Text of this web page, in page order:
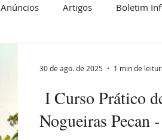
Anúncios Artigos Boletim
Notícias Nutrição O
I Curso Prático
Nogueiras Pecan
30 de ago. de 2025 1 min de